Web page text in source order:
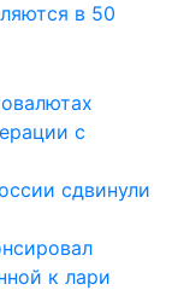
в 50
с
сдвинули
к лари